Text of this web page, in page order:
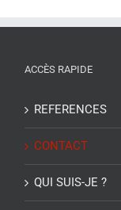
ACCÈS RAPIDE
REFERENCES
CONTACT
QUI SUIS-JE ?